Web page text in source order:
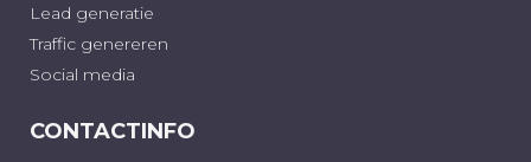
Lead generatie
Traffic genereren
Social media
CONTACTINFO